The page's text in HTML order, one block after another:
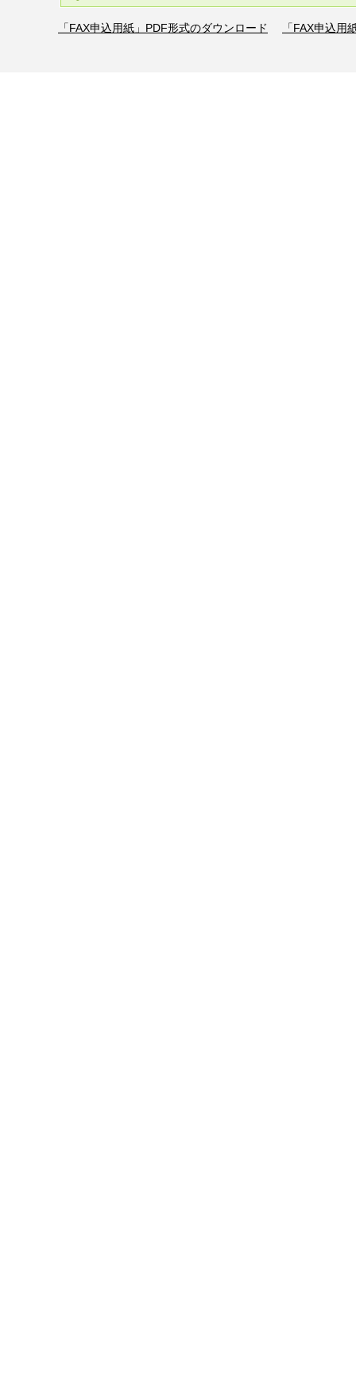
「FAX申込用紙」PDF形式のダウンロード 「FAX申込用